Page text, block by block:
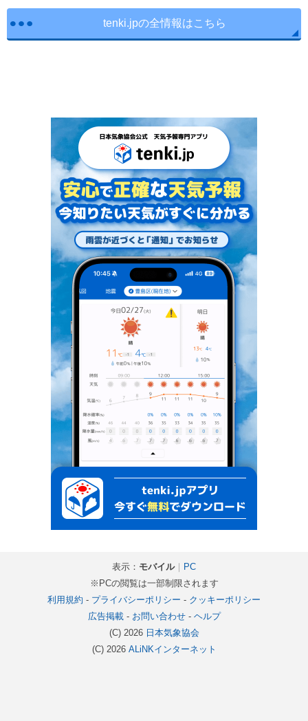
tenki.jpの全情報はこちら
表示： モバイル｜ PC
※PCの閲覧は一部制限されます
利用規約 - プライバシーポリシー - クッキーポリシー
広告掲載- お問い合わせ- ヘルプ
(C) 2026 日本気象協会
(C) 2026 ALiNKインターネット